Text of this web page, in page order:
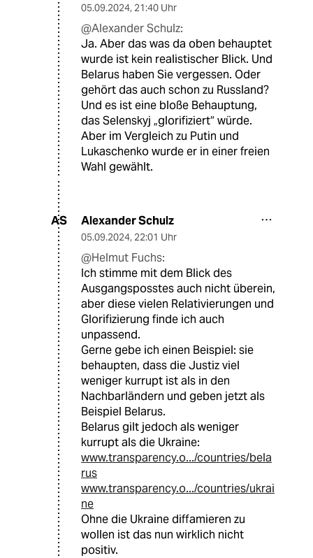
05.09.2024, 21:40 Uhr
@Alexander Schulz:
Ja. Aber das was da oben behauptet
wurde ist kein realistischer Blick. Und
Belarus haben Sie vergessen. Oder
gehört das auch schon zu Russland?
Und es ist eine bloße Behauptung,
das Selenskyj „glorifiziert“ würde.
Aber im Vergleich zu Putin und
Lukaschenko wurde er in einer freien
Wahl gewählt.
AS Alexander Schulz
05.09.2024, 22:01 Uhr
@Helmut Fuchs:
Ich stimme mit dem Blick des
Ausgangsposstes auch nicht überein,
aber diese vielen Relativierungen und
Glorifizierung finde ich auch
unpassend.
Gerne gebe ich einen Beispiel: sie
behaupten, dass die Justiz viel
weniger kurrupt ist als in den
Nachbarländern und geben jetzt als
Beispiel Belarus.
Belarus gilt jedoch als weniger
kurrupt als die Ukraine:
www.transparency.o.../countries/bela
rus
www.transparency.o.../countries/ukrai
ne
Ohne die Ukraine diffamieren zu
wollen ist das nun wirklich nicht
positiv.